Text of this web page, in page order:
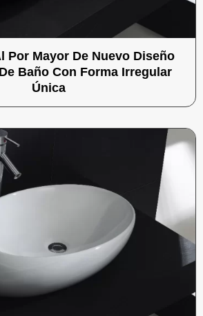
Por Mayor De Nuevo Diseño
Baño Con Forma Irregular
Única